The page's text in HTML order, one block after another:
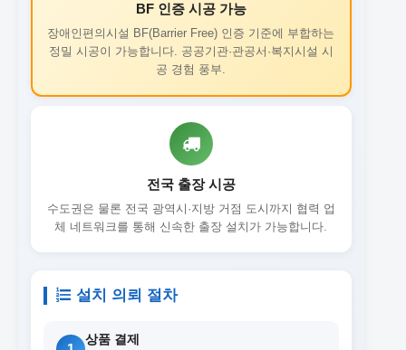
BF 인증 시공 가능
장애인편의시설 BF(Barrier Free) 인증 기준에 부합하는
정밀 시공이 가능합니다. 공공기관·관공서·복지시설 시
공 경험 풍부.
전국 출장 시공
수도권은 물론 전국 광역시·지방 거점 도시까지 협력 업
체 네트워크를 통해 신속한 출장 설치가 가능합니다.
설치 의뢰 절차
상품 결제